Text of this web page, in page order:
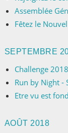
Assemblée
Fêtez le
SEPTEMBRE
Challenge
Run by Night -
Etre vu est
AOÛT 2018